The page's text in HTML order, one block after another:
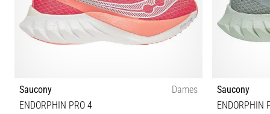
Saucony
Dames
ENDORPHIN PRO 4
Saucony
ENDORPHIN